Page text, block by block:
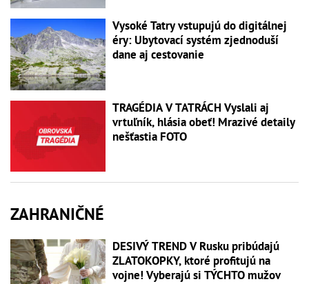
Vysoké Tatry vstupujú do digitálnej
éry: Ubytovací systém zjednoduší
dane aj cestovanie
TRAGÉDIA V TATRÁCH Vyslali aj
vrtuľník, hlásia obeť! Mrazivé detaily
nešťastia FOTO
ZAHRANIČNÉ
DESIVÝ TREND V Rusku pribúdajú
ZLATOKOPKY, ktoré profitujú na
vojne! Vyberajú si TÝCHTO mužov